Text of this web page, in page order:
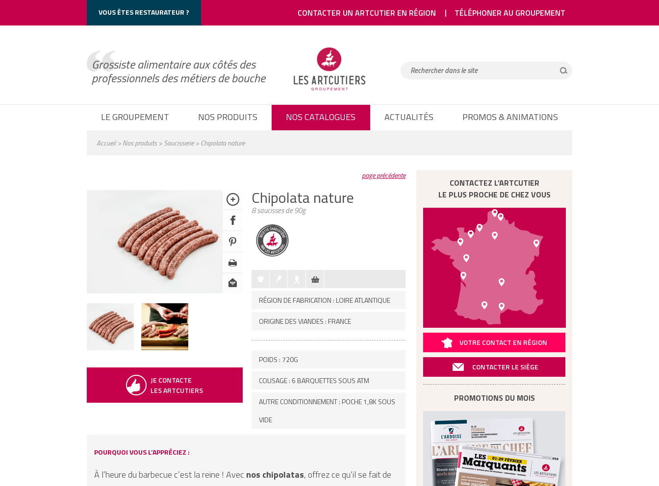
Cookie_Notice()->frontend->wp_print_header_scripts();
VOUS ÊTES RESTAURATEUR ? CONTACTER UN ARTCUTIER EN RÉGION TÉLÉPHONER AU GROUPEMENT
Grossiste alimentaire aux côtés des
professionnels des métiers de bouche
LE GROUPEMENT NOS PRODUITS NOS CATALOGUES ACTUALITÉS PROMOS & ANIMATIONS
Accueil>Nos produits>Saucisserie> Chipolata nature
page précédente
JE CONTACTE
LES ARTCUTIERS
Chipolata nature
8 saucisses de 90g
RÉGION DE FABRICATION : LOIRE ATLANTIQUE
ORIGINE DES VIANDES : FRANCE
POIDS : 720G
COLISAGE : 6 BARQUETTES SOUS ATM
AUTRE CONDITIONNEMENT : POCHE 1,8K SOUS
VIDE
POURQUOI VOUS L’APPRÉCIEZ :
À l’heure du barbecue c’est la reine ! Avec nos chipolatas, offrez ce qu’il se fait de
CONTACTEZ L’ARTCUTIER
LE PLUS PROCHE DE CHEZ VOUS
VOTRE CONTACT EN RÉGION
CONTACTER LE SIÈGE
PROMOTIONS DU MOIS